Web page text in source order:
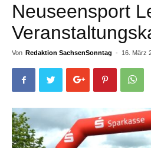
Neuseensport
Von Redaktion SachsenSonntag - 16. März